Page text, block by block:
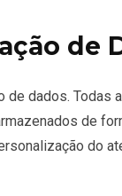
de
dados. Todas
de
do